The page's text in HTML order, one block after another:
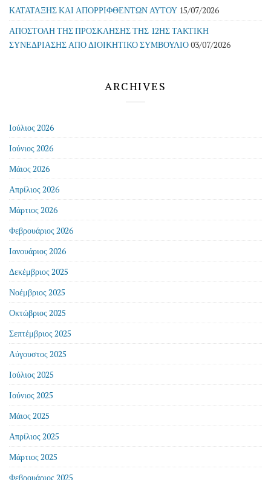
ΚΑΤΑΤΑΞΗΣ ΚΑΙ ΑΠΟΡΡΙΦΘΕΝΤΩΝ ΑΥΤΟΥ 15/07/2026
ΑΠΟΣΤΟΛΗ ΤΗΣ ΠΡΟΣΚΛΗΣΗΣ ΤΗΣ 12ΗΣ ΤΑΚΤΙΚΗ
ΣΥΝΕΔΡΙΑΣΗΣ ΑΠΟ ΔΙΟΙΚΗΤΙΚΟ ΣΥΜΒΟΥΛΙΟ03/07/2026
ARCHIVES
Ιούλιος 2026
Ιούνιος 2026
Μάιος 2026
Απρίλιος 2026
Μάρτιος 2026
Φεβρουάριος 2026
Ιανουάριος 2026
Δεκέμβριος 2025
Νοέμβριος 2025
Οκτώβριος 2025
Σεπτέμβριος 2025
Αύγουστος 2025
Ιούλιος 2025
Ιούνιος 2025
Μάιος 2025
Απρίλιος 2025
Μάρτιος 2025
Φεβρουάριος 2025